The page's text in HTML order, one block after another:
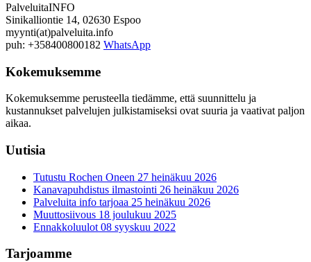
PalveluitaINFO
Sinikalliontie 14, 02630 Espoo
myynti(at)palveluita.info
puh: +358400800182 WhatsApp
Kokemuksemme
Kokemuksemme perusteella tiedämme, että suunnittelu ja
kustannukset palvelujen julkistamiseksi ovat suuria ja vaativat paljon
aikaa.
Uutisia
Tutustu Rochen Oneen 27 heinäkuu 2026
Kanavapuhdistus ilmastointi 26 heinäkuu 2026
Palveluita info tarjoaa 25 heinäkuu 2026
Muuttosiivous 18 joulukuu 2025
Ennakkoluulot 08 syyskuu 2022
Tarjoamme